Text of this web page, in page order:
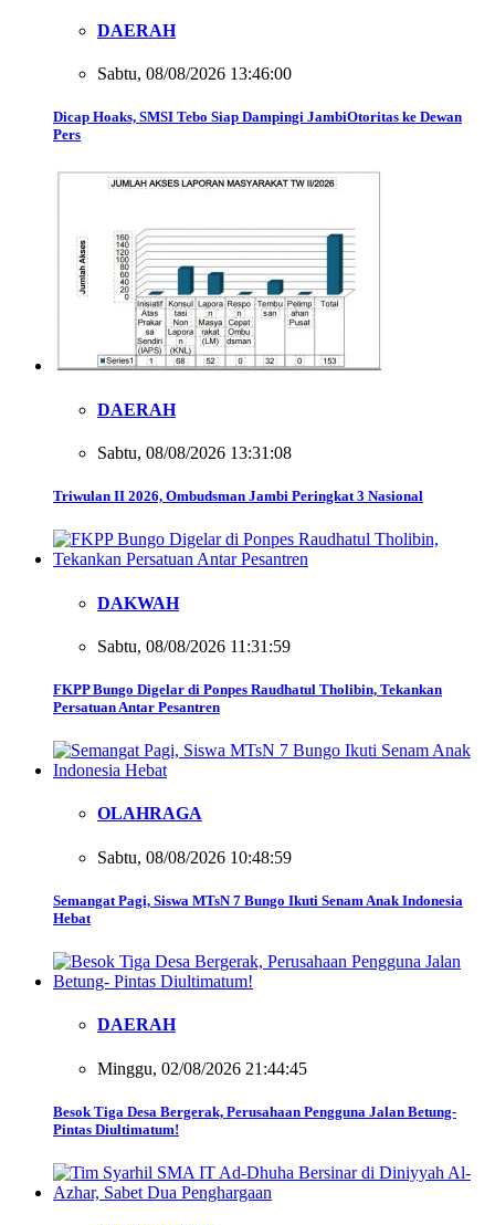
DAERAH
Sabtu, 08/08/2026 13:46:00
Dicap Hoaks, SMSI Tebo Siap Dampingi JambiOtoritas ke Dewan
Pers
DAERAH
Sabtu, 08/08/2026 13:31:08
Triwulan II 2026, Ombudsman Jambi Peringkat 3 Nasional
DAKWAH
Sabtu, 08/08/2026 11:31:59
FKPP Bungo Digelar di Ponpes Raudhatul Tholibin, Tekankan
Persatuan Antar Pesantren
OLAHRAGA
Sabtu, 08/08/2026 10:48:59
Semangat Pagi, Siswa MTsN 7 Bungo Ikuti Senam Anak Indonesia
Hebat
DAERAH
Minggu, 02/08/2026 21:44:45
Besok Tiga Desa Bergerak, Perusahaan Pengguna Jalan Betung-
Pintas Diultimatum!